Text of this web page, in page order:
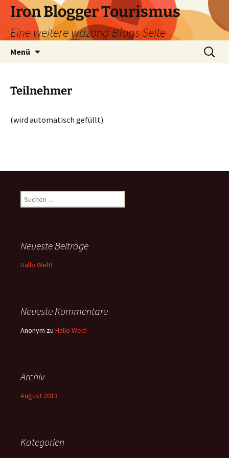
Zum
Inhalt
springen
Iron Blogger Tourismus
Eine weitere wazong Blogs Seite
Menü
Suchen
nach:
Teilnehmer
(wird automatisch gefüllt)
Suchen
nach:
Neueste Beiträge
Hallo Welt!
Neueste Kommentare
Anonym zu Hallo Welt!
Archiv
August 2013
Kategorien